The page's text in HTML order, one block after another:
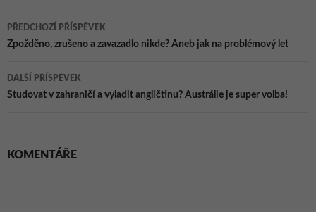
Navigace
pro
příspěvky
PŘEDCHOZÍ PŘÍSPĚVEK
Zpožděno, zrušeno a zavazadlo nikde? Aneb jak na problémový let
DALŠÍ PŘÍSPĚVEK
Studovat v zahraničí a vyladit angličtinu? Austrálie je super volba!
KOMENTÁŘE